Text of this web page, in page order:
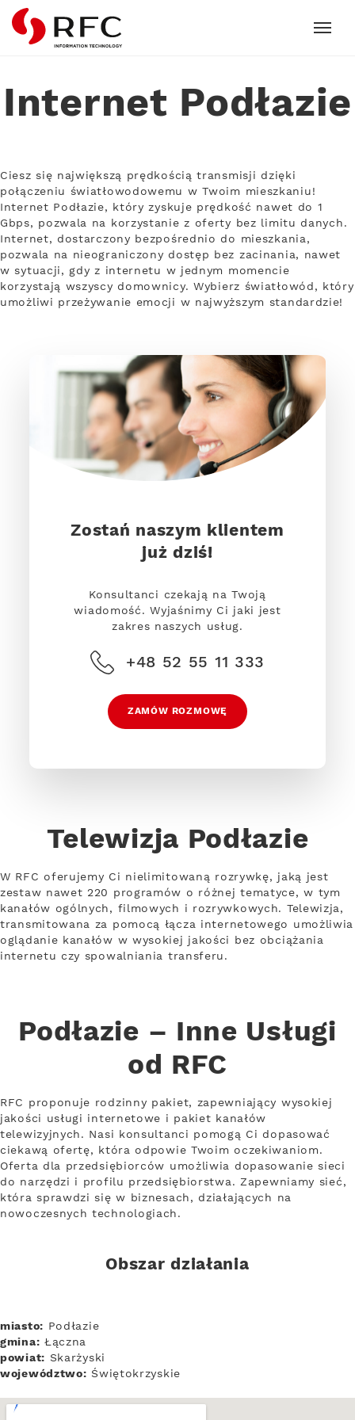
RFC
Internet Podłazie
Ciesz się największą prędkością transmisji dzięki
połączeniu światłowodowemu w Twoim mieszkaniu!
Internet Podłazie, który zyskuje prędkość nawet do 1
Gbps, pozwala na korzystanie z oferty bez limitu danych.
Internet, dostarczony bezpośrednio do mieszkania,
pozwala na nieograniczony dostęp bez zacinania, nawet
w sytuacji, gdy z internetu w jednym momencie
korzystają wszyscy domownicy. Wybierz światłowód, który
umożliwi przeżywanie emocji w najwyższym standardzie!
Zostań naszym klientem
już dziś!
Konsultanci czekają na Twoją
wiadomość. Wyjaśnimy Ci jaki jest
zakres naszych usług.
+48 52 55 11 333
ZAMÓW ROZMOWĘ
Telewizja Podłazie
W RFC oferujemy Ci nielimitowaną rozrywkę, jaką jest
zestaw nawet 220 programów o różnej tematyce, w tym
kanałów ogólnych, filmowych i rozrywkowych. Telewizja,
transmitowana za pomocą łącza internetowego umożliwia
oglądanie kanałów w wysokiej jakości bez obciążania
internetu czy spowalniania transferu.
Podłazie – Inne Usługi
od RFC
RFC proponuje rodzinny pakiet, zapewniający wysokiej
jakości usługi internetowe i pakiet kanałów
telewizyjnych. Nasi konsultanci pomogą Ci dopasować
ciekawą ofertę, która odpowie Twoim oczekiwaniom.
Oferta dla przedsiębiorców umożliwia dopasowanie sieci
do narzędzi i profilu przedsiębiorstwa. Zapewniamy sieć,
która sprawdzi się w biznesach, działających na
nowoczesnych technologiach.
Obszar działania
miasto: Podłazie
gmina: Łączna
powiat: Skarżyski
województwo: Świętokrzyskie